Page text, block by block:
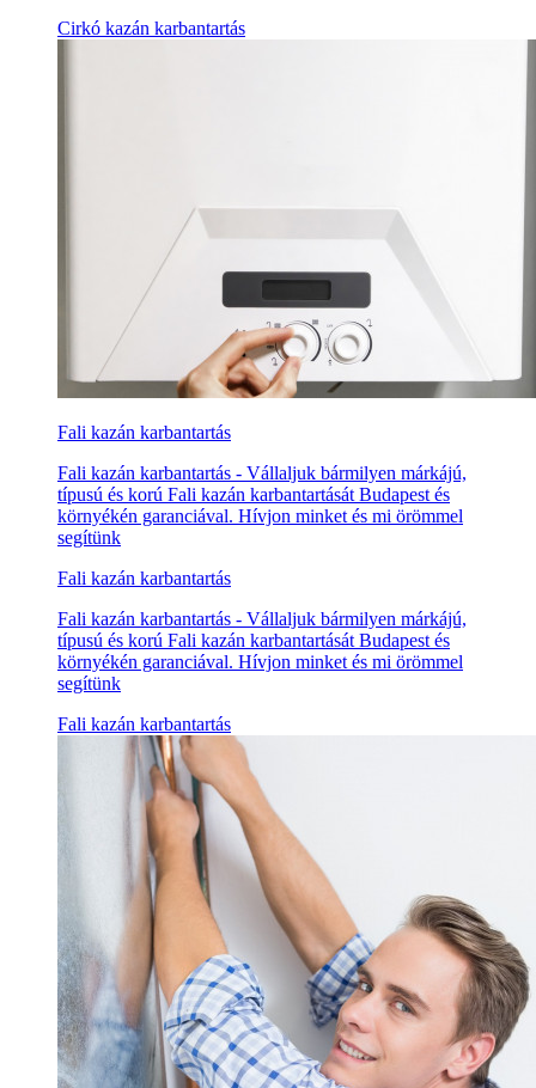
Cirkó kazán karbantartás
Fali kazán karbantartás
Fali kazán karbantartás - Vállaljuk bármilyen márkájú,
típusú és korú Fali kazán karbantartását Budapest és
környékén garanciával. Hívjon minket és mi örömmel
segítünk
Fali kazán karbantartás
Fali kazán karbantartás - Vállaljuk bármilyen márkájú,
típusú és korú Fali kazán karbantartását Budapest és
környékén garanciával. Hívjon minket és mi örömmel
segítünk
Fali kazán karbantartás